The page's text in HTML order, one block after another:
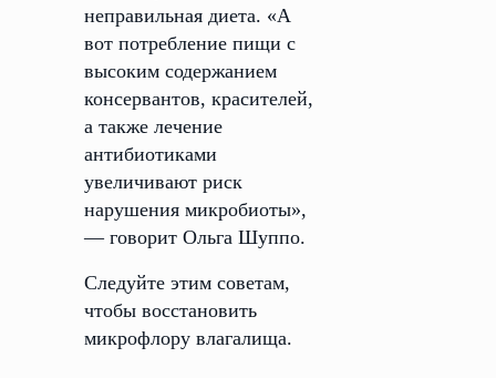
неправильная диета. «А
вот потребление пищи с
высоким содержанием
консервантов, красителей,
а также лечение
антибиотиками
увеличивают риск
нарушения микробиоты»,
— говорит Ольга Шуппо.
Следуйте этим советам,
чтобы восстановить
микрофлору влагалища.